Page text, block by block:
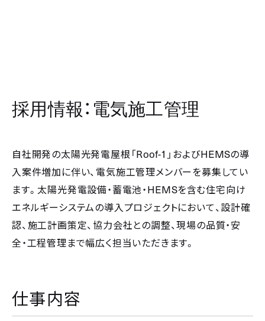
採用情報：電気施工管理
自社開発の太陽光発電屋根「Roof-1 」およびHEMSの導
入案件増加に伴い、電気施工管理メンバーを募集してい
ます。太陽光発電設備・蓄電池・HEMSを含む住宅向け
エネルギーシステムの導入プロジェクトにおいて、設計確
認、施工計画策定、協力会社との調整、現場の品質・安
全・工程管理まで幅広く担当いただきます。
仕事内容